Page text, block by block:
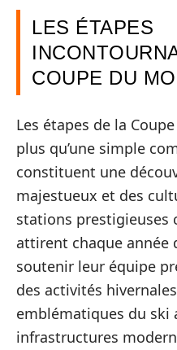
LES ÉTAPES
COUPE DU
Les étapes de la
plus qu’une simple
constituent une
majestueux et des
stations prestigieuses
attirent chaque année
soutenir leur équipe
des activités
emblématiques du ski
infrastructures